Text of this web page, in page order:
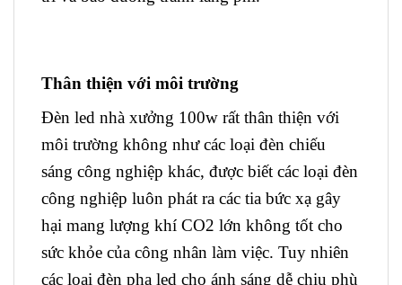
Thân thiện với môi trường
Đèn led nhà xưởng 100w rất thân thiện với
môi trường không như các loại đèn chiếu
sáng công nghiệp khác, được biết các loại đèn
công nghiệp luôn phát ra các tia bức xạ gây
hại mang lượng khí CO2 lớn không tốt cho
sức khỏe của công nhân làm việc. Tuy nhiên
các loại đèn pha led cho ánh sáng dễ chịu phù